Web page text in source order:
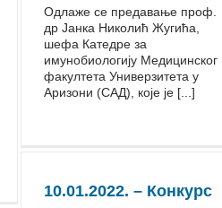
Одлаже се предавање проф.
др Јанка Николић Жугића,
шефа Катедре за
имунобиологију Медицинског
факултета Универзитета у
Аризони (САД), које је [...]
10.01.2022. – Конкурс